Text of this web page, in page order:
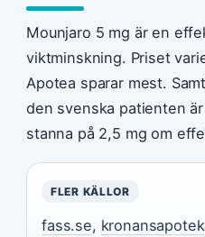
Mounjaro 5 mg är en
viktminskning. Priset
Apotea sparar mest.
den svenska patienten
stanna på 2,5 mg om
FLER KÄLLOR
fass.se,